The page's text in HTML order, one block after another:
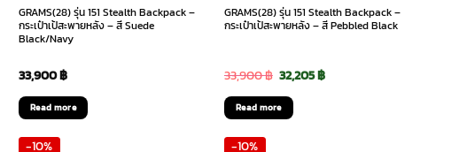
GRAMS(28) รุ่น 151 Stealth Backpack –
กระเป๋าเป้สะพายหลัง – สี Suede
Black/Navy
33,900฿
Read more
GRAMS(28) รุ่น 151 Stealth Backpack –
กระเป๋าเป้สะพายหลัง – สี Pebbled Black
33,900฿ Original
price
was:
32,205฿Current
Read more
-10% -10%